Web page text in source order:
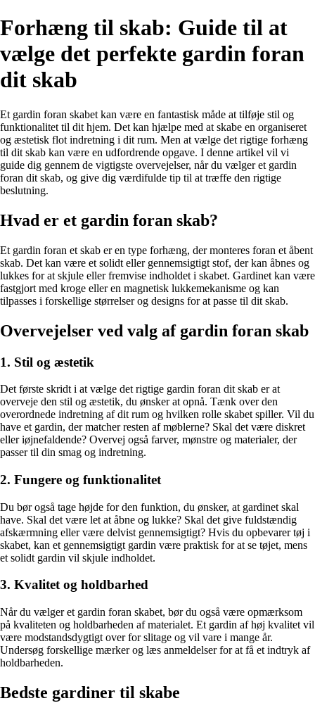
Forhæng til skab: Guide til at
vælge det perfekte gardin foran
dit skab
Et gardin foran skabet kan være en fantastisk måde at tilføje stil og
funktionalitet til dit hjem. Det kan hjælpe med at skabe en organiseret
og æstetisk flot indretning i dit rum. Men at vælge det rigtige forhæng
til dit skab kan være en udfordrende opgave. I denne artikel vil vi
guide dig gennem de vigtigste overvejelser, når du vælger et gardin
foran dit skab, og give dig værdifulde tip til at træffe den rigtige
beslutning.
Hvad er et gardin foran skab?
Et gardin foran et skab er en type forhæng, der monteres foran et åbent
skab. Det kan være et solidt eller gennemsigtigt stof, der kan åbnes og
lukkes for at skjule eller fremvise indholdet i skabet. Gardinet kan være
fastgjort med kroge eller en magnetisk lukkemekanisme og kan
tilpasses i forskellige størrelser og designs for at passe til dit skab.
Overvejelser ved valg af gardin foran skab
1. Stil og æstetik
Det første skridt i at vælge det rigtige gardin foran dit skab er at
overveje den stil og æstetik, du ønsker at opnå. Tænk over den
overordnede indretning af dit rum og hvilken rolle skabet spiller. Vil du
have et gardin, der matcher resten af møblerne? Skal det være diskret
eller iøjnefaldende? Overvej også farver, mønstre og materialer, der
passer til din smag og indretning.
2. Fungere og funktionalitet
Du bør også tage højde for den funktion, du ønsker, at gardinet skal
have. Skal det være let at åbne og lukke? Skal det give fuldstændig
afskærmning eller være delvist gennemsigtigt? Hvis du opbevarer tøj i
skabet, kan et gennemsigtigt gardin være praktisk for at se tøjet, mens
et solidt gardin vil skjule indholdet.
3. Kvalitet og holdbarhed
Når du vælger et gardin foran skabet, bør du også være opmærksom
på kvaliteten og holdbarheden af ​​materialet. Et gardin af høj kvalitet vil
være modstandsdygtigt over for slitage og vil vare i mange år.
Undersøg forskellige mærker og læs anmeldelser for at få et indtryk af
holdbarheden.
Bedste gardiner til skabe